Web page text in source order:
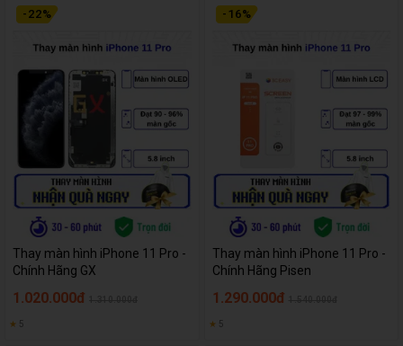
- 22%
Thay màn hình iPhone 11 Pro -
Chính Hãng GX
1.020.000đ
★ 5
- 16%
Thay màn hình iPhone 11 Pro -
Chính Hãng Pisen
1.290.000đ
★ 5